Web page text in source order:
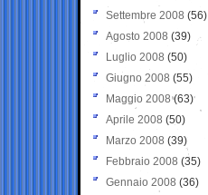
Settembre 2008 (56)
Agosto 2008 (39)
Luglio 2008 (50)
Giugno 2008 (55)
Maggio 2008(63)
Aprile 2008 (50)
Marzo 2008 (39)
Febbraio 2008 (35)
Gennaio 2008 (36)